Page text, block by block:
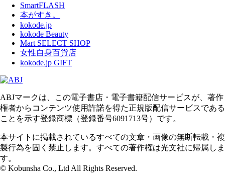
SmartFLASH
本がすき。
kokode.jp
kokode Beauty
Mart SELECT SHOP
女性自身百貨店
kokode.jp GIFT
ABJマークは、この電子書店・電子書籍配信サービスが、著作
権者からコンテンツ使用許諾を得た正規版配信サービスである
ことを示す登録商標（登録番号6091713号）です。
本サイトに掲載されているすべての文章・画像の無断転載・複
製行為を固く禁止します。すべての著作権は光文社に帰属しま
す。
© Kobunsha Co., Ltd All Rights Reserved.